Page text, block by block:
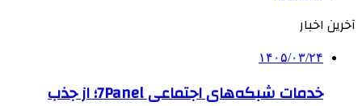
آخرین اخبار
۱۴۰۵/۰۳/۲۴
خدمات شبکه‌های اجتماعی 7Panel؛ از جذب